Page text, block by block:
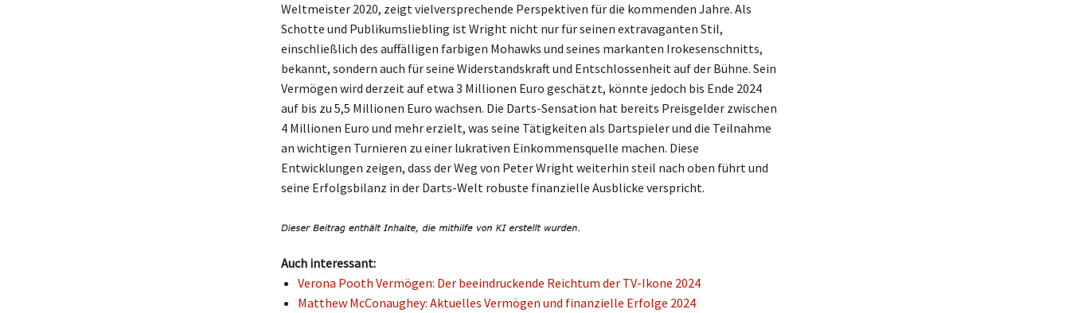
Weltmeister 2020, zeigt vielversprechende Perspektiven für die kommenden Jahre. Als
Schotte und Publikumsliebling ist Wright nicht nur für seinen extravaganten Stil,
einschließlich des auffälligen farbigen Mohawks und seines markanten Irokesenschnitts,
bekannt, sondern auch für seine Widerstandskraft und Entschlossenheit auf der Bühne. Sein
Vermögen wird derzeit auf etwa 3 Millionen Euro geschätzt, könnte jedoch bis Ende 2024
auf bis zu 5,5 Millionen Euro wachsen. Die Darts-Sensation hat bereits Preisgelder zwischen
4 Millionen Euro und mehr erzielt, was seine Tätigkeiten als Dartspieler und die Teilnahme
an wichtigen Turnieren zu einer lukrativen Einkommensquelle machen. Diese
Entwicklungen zeigen, dass der Weg von Peter Wright weiterhin steil nach oben führt und
seine Erfolgsbilanz in der Darts-Welt robuste finanzielle Ausblicke verspricht.
Auch interessant:
Verona Pooth Vermögen: Der beeindruckende Reichtum der TV-Ikone 2024
Matthew McConaughey: Aktuelles Vermögen und finanzielle Erfolge 2024